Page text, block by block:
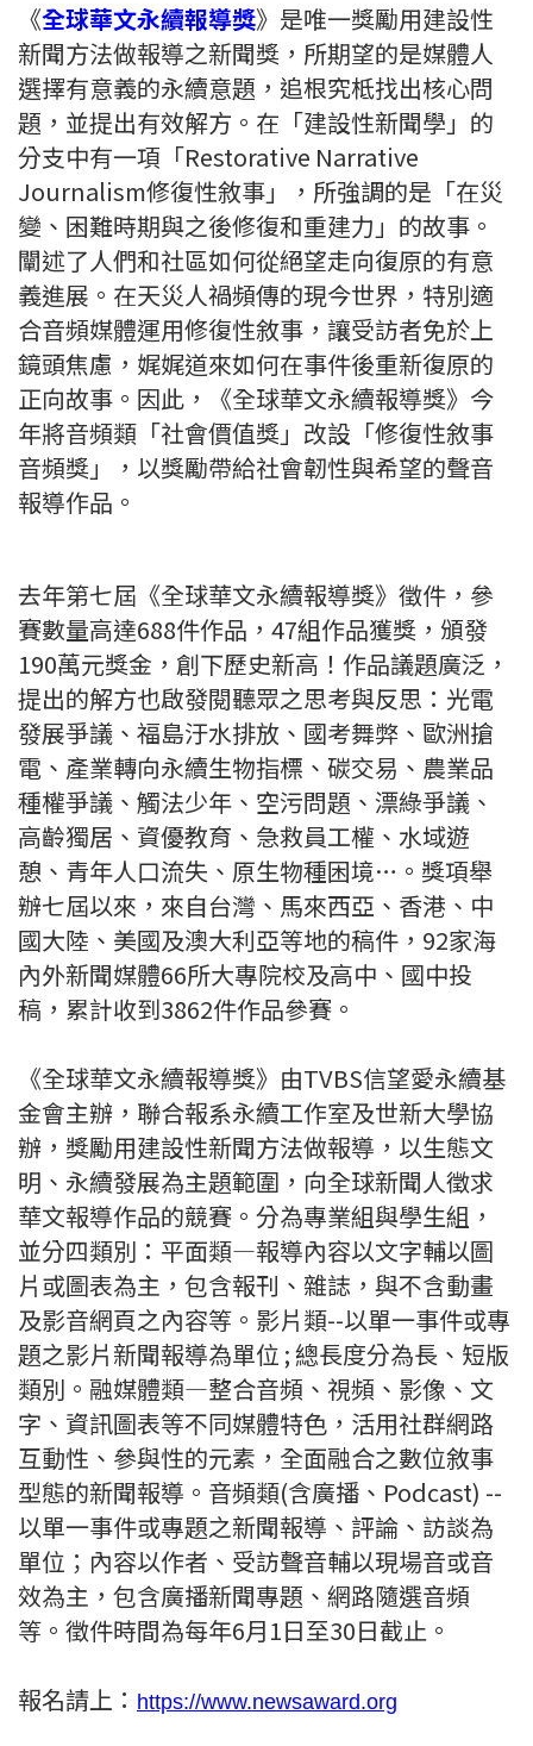
《全球華文永續報導獎》是唯一獎勵用建設性
新聞方法做報導之新聞獎，所期望的是媒體人
選擇有意義的永續意題，追根究柢找出核心問
題，並提出有效解方。在「建設性新聞學」的
分支中有一項「Restorative Narrative
Journalism修復性敘事」，所強調的是「在災
變、困難時期與之後修復和重建力」的故事。
闡述了人們和社區如何從絕望走向復原的有意
義進展。在天災人禍頻傳的現今世界，特別適
合音頻媒體運用修復性敘事，讓受訪者免於上
鏡頭焦慮，娓娓道來如何在事件後重新復原的
正向故事。因此，《全球華文永續報導獎》今
年將音頻類「社會價值獎」改設「修復性敘事
音頻獎」，以獎勵帶給社會韌性與希望的聲音
報導作品。
去年第七屆《全球華文永續報導獎》徵件，參
賽數量高達688件作品，47組作品獲獎，頒發
190萬元獎金，創下歷史新高！作品議題廣泛，
提出的解方也啟發閱聽眾之思考與反思：光電
發展爭議、福島汙水排放、國考舞弊、歐洲搶
電、產業轉向永續生物指標、碳交易、農業品
種權爭議、觸法少年、空污問題、漂綠爭議、
高齡獨居、資優教育、急救員工權、水域遊
憩、青年人口流失、原生物種困境…。獎項舉
辦七屆以來，來自台灣、馬來西亞、香港、中
國大陸、美國及澳大利亞等地的稿件，92家海
內外新聞媒體66所大專院校及高中、國中投
稿，累計收到3862件作品參賽。
《全球華文永續報導獎》由TVBS信望愛永續基
金會主辦，聯合報系永續工作室及世新大學協
辦，獎勵用建設性新聞方法做報導，以生態文
明、永續發展為主題範圍，向全球新聞人徵求
華文報導作品的競賽。分為專業組與學生組，
並分四類別：平面類—報導內容以文字輔以圖
片或圖表為主，包含報刊、雜誌，與不含動畫
及影音網頁之內容等。影片類--以單一事件或專
題之影片新聞報導為單位 ; 總長度分為長、短版
類別。融媒體類—整合音頻、視頻、影像、文
字、資訊圖表等不同媒體特色，活用社群網路
互動性、參與性的元素，全面融合之數位敘事
型態的新聞報導。音頻類(含廣播、Podcast) --
以單一事件或專題之新聞報導、評論、訪談為
單位；內容以作者、受訪聲音輔以現場音或音
效為主，包含廣播新聞專題、網路隨選音頻
等。徵件時間為每年6月1日至30日截止。
報名請上： https://www.newsaward.org